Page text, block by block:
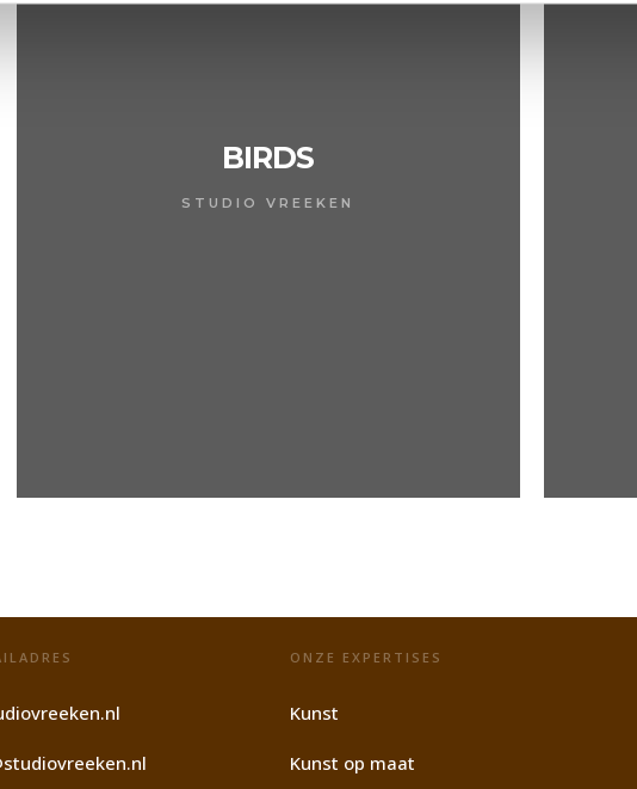
BIRDS
STUDIO VREEKEN
ONZE EXPERTISES
Kunst
Kunst op maat